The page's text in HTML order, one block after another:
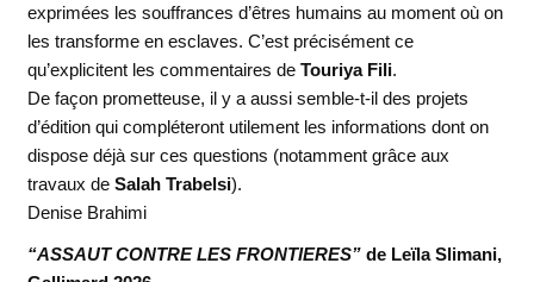
exprimées les souffrances d’êtres humains au moment où on
les transforme en esclaves. C’est précisément ce
qu’explicitent les commentaires de Touriya Fili.
De façon prometteuse, il y a aussi semble-t-il des projets
d’édition qui compléteront utilement les informations dont on
dispose déjà sur ces questions (notamment grâce aux
travaux de Salah Trabelsi).
Denise Brahimi
“ASSAUT CONTRE LES FRONTIERES”de Leïla Slimani,